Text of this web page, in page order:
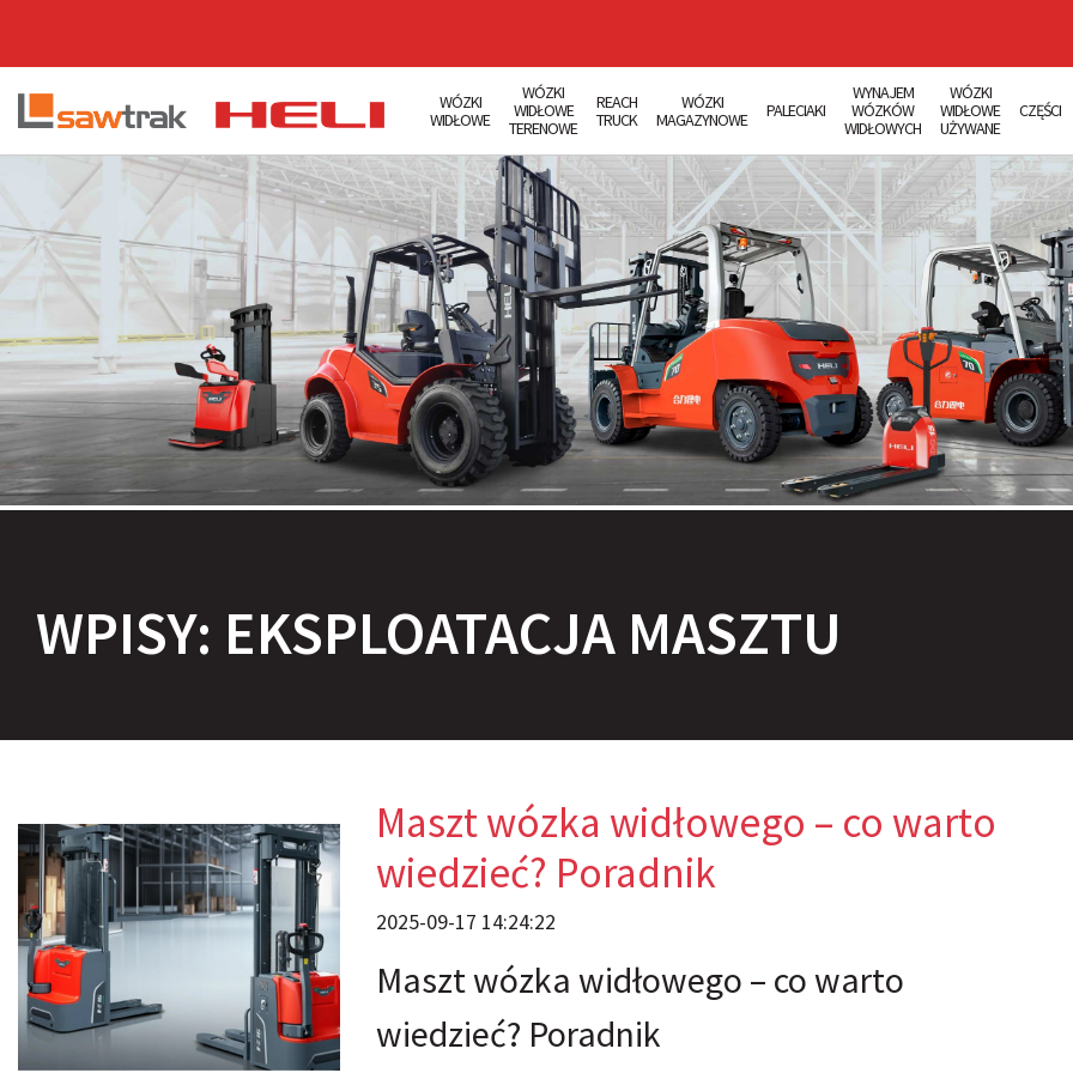
WÓZKI
WIDŁOWE
WÓZKI
WIDŁOWE
TERENOWE
REACH
TRUCK
WÓZKI
MAGAZYNOWE
PALECIAKI
WYNAJEM
WÓZKÓW
WIDŁOWYCH
WÓZKI
WIDŁOWE
UŻYWANE
CZĘŚCI
WPISY: EKSPLOATACJA MASZTU
Maszt wózka widłowego – co warto
wiedzieć? Poradnik
2025-09-17 14:24:22
Maszt wózka widłowego – co warto
wiedzieć? Poradnik